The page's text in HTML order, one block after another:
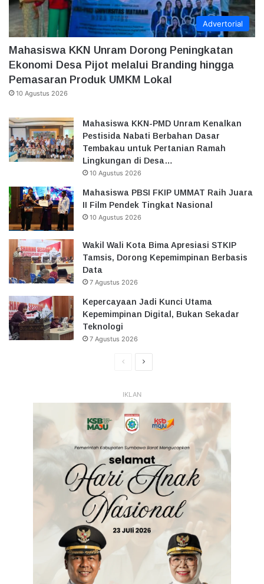
Advertorial
Mahasiswa KKN Unram Dorong Peningkatan
Ekonomi Desa Pijot melalui Branding hingga
Pemasaran Produk UMKM Lokal
10 Agustus 2026
Mahasiswa KKN-PMD Unram Kenalkan
Pestisida Nabati Berbahan Dasar
Tembakau untuk Pertanian Ramah
Lingkungan di Desa…
10 Agustus 2026
Mahasiswa PBSI FKIP UMMAT Raih Juara
II Film Pendek Tingkat Nasional
10 Agustus 2026
Wakil Wali Kota Bima Apresiasi STKIP
Tamsis, Dorong Kepemimpinan Berbasis
Data
7 Agustus 2026
Kepercayaan Jadi Kunci Utama
Kepemimpinan Digital, Bukan Sekadar
Teknologi
7 Agustus 2026
HalamanHalaman
IKLAN